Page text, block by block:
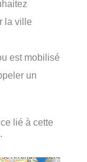
la ville
est mobilisé
un
lié à cette